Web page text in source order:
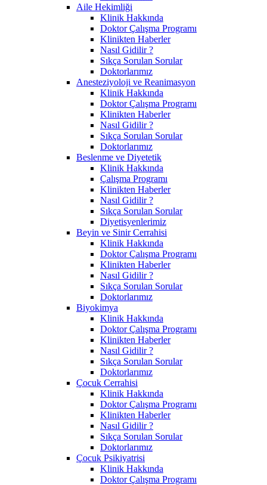
Aile Hekimliği
Klinik Hakkında
Doktor Çalışma Programı
Klinikten Haberler
Nasıl Gidilir ?
Sıkça Sorulan Sorular
Doktorlarımız
Anesteziyoloji ve Reanimasyon
Klinik Hakkında
Doktor Çalışma Programı
Klinikten Haberler
Nasıl Gidilir ?
Sıkça Sorulan Sorular
Doktorlarımız
Beslenme ve Diyetetik
Klinik Hakkında
Çalışma Programı
Klinikten Haberler
Nasıl Gidilir ?
Sıkça Sorulan Sorular
Diyetisyenlerimiz
Beyin ve Sinir Cerrahisi
Klinik Hakkında
Doktor Çalışma Programı
Klinikten Haberler
Nasıl Gidilir ?
Sıkça Sorulan Sorular
Doktorlarımız
Biyokimya
Klinik Hakkında
Doktor Çalışma Programı
Klinikten Haberler
Nasıl Gidilir ?
Sıkça Sorulan Sorular
Doktorlarımız
Çocuk Cerrahisi
Klinik Hakkında
Doktor Çalışma Programı
Klinikten Haberler
Nasıl Gidilir ?
Sıkça Sorulan Sorular
Doktorlarımız
Çocuk Psikiyatrisi
Klinik Hakkında
Doktor Çalışma Programı